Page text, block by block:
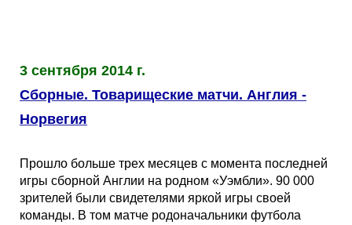
Отзывы
Новости
Партнёрка
Вакансии
Платные
Статистика
Чемпионатов
Серии
Еврокубки
Лига Чемпионов
Лига Европы
Лига Конференций
Инструменты
Поиск команд
Расчёт системы
Telegram Bot
3 сентября 2014 г.
Сборные. Товарищеские матчи. Англия -
Норвегия
Прошло больше трех месяцев с момента последней
игры сборной Англии на родном «Уэмбли». 90 000
зрителей были свидетелями яркой игры своей
команды. В том матче родоначальники футбола